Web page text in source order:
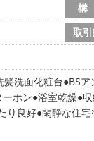
構
取
髪洗面化粧台 BSア
ーホン 浴室乾燥
り良好 閑静な住宅